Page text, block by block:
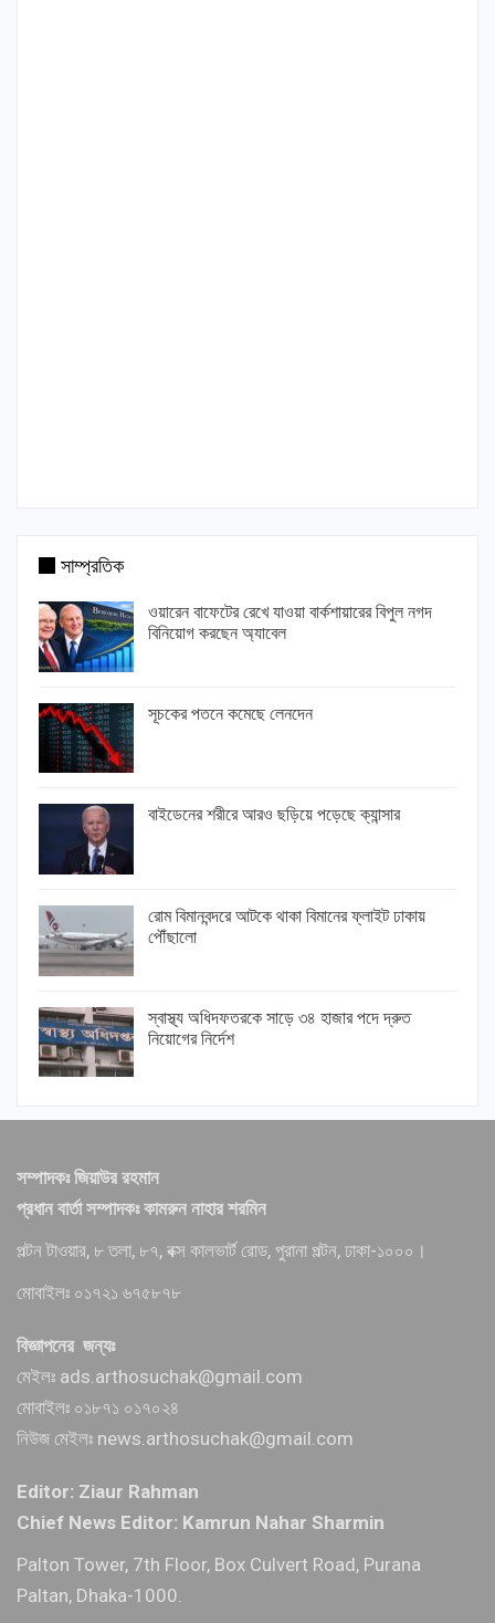
সাম্প্রতিক
ওয়ারেন বাফেটের রেখে যাওয়া বার্কশায়ারের বিপুল নগদ
বিনিয়োগ করছেন অ্যাবেল
সূচকের পতনে কমেছে লেনদেন
বাইডেনের শরীরে আরও ছড়িয়ে পড়েছে ক্যান্সার
রোম বিমানবন্দরে আটকে থাকা বিমানের ফ্লাইট ঢাকায়
পৌঁছালো
স্বাস্থ্য অধিদফতরকে সাড়ে ৩৪ হাজার পদে দ্রুত
নিয়োগের নির্দেশ
সম্পাদকঃ জিয়াউর রহমান
প্রধান বার্তা সম্পাদকঃ কামরুন নাহার শরমিন
পল্টন টাওয়ার, ৮ তলা, ৮৭, বক্স কালভার্ট রোড, পুরানা পল্টন, ঢাকা-১০০০।
মোবাইলঃ ০১৭২১ ৬৭৫৮৭৮
বিজ্ঞাপনের জন্যঃ
মেইলঃ ads.arthosuchak@gmail.com
মোবাইলঃ ০১৮৭১ ০১৭০২৪
নিউজ মেইলঃ news.arthosuchak@gmail.com
Editor: Ziaur Rahman
Chief News Editor: Kamrun Nahar Sharmin
Palton Tower, 7th Floor, Box Culvert Road, Purana
Paltan, Dhaka-1000.